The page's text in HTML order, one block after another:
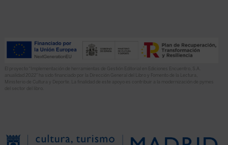
El proyecto “Implementación de herramientas de Gestión Editorial en Ediciones Encuentro, S.A.
anualidad 2022” ha sido financiado por la Dirección General del Libro y Fomento de la Lectura,
Ministerio de Cultura y Deporte. La finalidad de este apoyo es contribuir a la modernización de pymes
del sector del libro.